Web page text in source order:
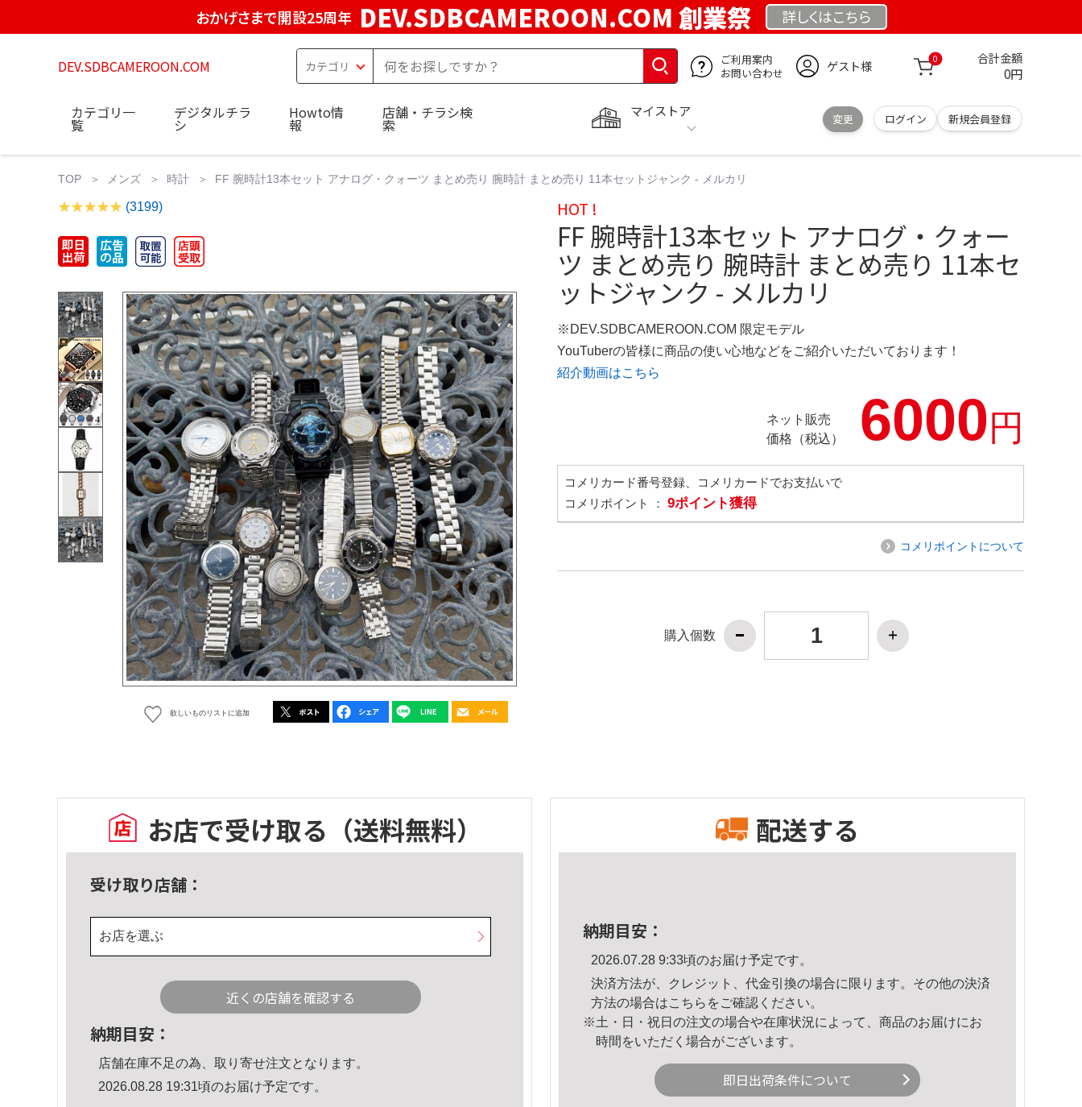
おかげさまで開設25周年 DEV.SDBCAMEROON.COM 創業祭 詳しくはこちら
DEV.SDBCAMEROON.COM
ご利用案内
お問い合わせ
ゲスト様 0 合計金額
0円
マイストア
変更 ログイン 新規会員登録
カテゴリ一
覧
デジタルチラ
シ
Howto情
報
店舗・チラシ検
索
TOP メンズ 時計 FF 腕時計13本セット アナログ・クォーツ まとめ売り 腕時計 まとめ売り 11本セットジャンク - メルカリ
(3199)
欲しいものリストに追加
HOT !
FF 腕時計13本セット アナログ・クォー
ツ まとめ売り 腕時計 まとめ売り 11本セ
ットジャンク - メルカリ
※DEV.SDBCAMEROON.COM 限定モデル
YouTuberの皆様に商品の使い心地などをご紹介いただいております！
紹介動画はこちら
ネット販売
価格（税込）
6000円
コメリカード番号登録、コメリカードでお支払いで
コメリポイント ： 9ポイント獲得
コメリポイントについて
購入個数
お店で受け取る （送料無料）
受け取り店舗：
お店を選ぶ
近くの店舗を確認する
納期目安：
店舗在庫不足の為、取り寄せ注文となります。
2026.08.28 19:31頃のお届け予定です。
配送する
納期目安：
2026.07.28 9:33頃のお届け予定です。
決済方法が、クレジット、代金引換の場合に限ります。その他の決済
方法の場合はこちら をご確認ください。
※土・日・祝日の注文の場合や在庫状況によって、商品のお届けにお
時間をいただく場合がございます。
即日出荷条件について